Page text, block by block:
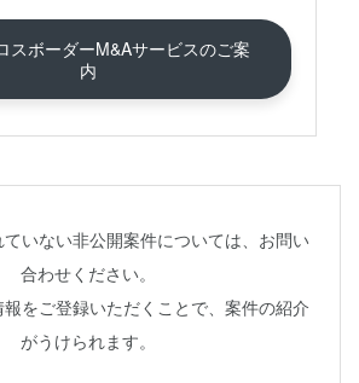
スボーダーM&Aサービスのご案
内
いない非公開案件については、お問い
合わせください。
をご登録いただくことで、案件の紹介
がうけられます。